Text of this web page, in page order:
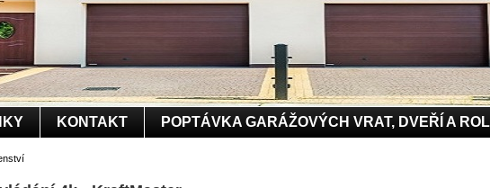
KONTAKT POPTÁVKA GARÁŽOVÝCH VRAT, DVEŘÍ A